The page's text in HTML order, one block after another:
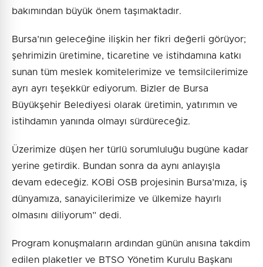
bakımından büyük önem taşımaktadır.
Bursa’nın geleceğine ilişkin her fikri değerli görüyor;
şehrimizin üretimine, ticaretine ve istihdamına katkı
sunan tüm meslek komitelerimize ve temsilcilerimize
ayrı ayrı teşekkür ediyorum. Bizler de Bursa
Büyükşehir Belediyesi olarak üretimin, yatırımın ve
istihdamın yanında olmayı sürdüreceğiz.
Üzerimize düşen her türlü sorumluluğu bugüne kadar
yerine getirdik. Bundan sonra da aynı anlayışla
devam edeceğiz. KOBİ OSB projesinin Bursa’mıza, iş
dünyamıza, sanayicilerimize ve ülkemize hayırlı
olmasını diliyorum” dedi.
Program konuşmaların ardından günün anısına takdim
edilen plaketler ve BTSO Yönetim Kurulu Başkanı